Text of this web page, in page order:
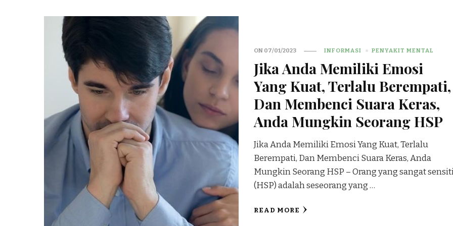
ON 07/01/2023 INFORMASI PENYAKIT MENTAL
Jika Anda Memiliki Emosi
Yang Kuat, Terlalu Berempati,
Dan Membenci Suara Keras,
Anda Mungkin Seorang HSP
Jika Anda Memiliki Emosi Yang Kuat, Terlalu
Berempati, Dan Membenci Suara Keras, Anda
Mungkin Seorang HSP – Orang yang sangat
(HSP) adalah seseorang yang …
READ MORE